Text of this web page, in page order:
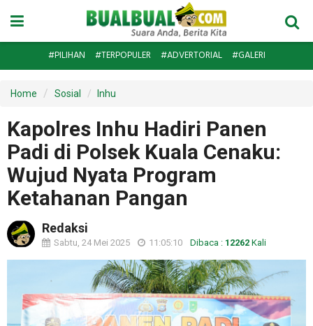
#PILIHAN #TERPOPULER #ADVERTORIAL #GALERI
Home Sosial Inhu
Kapolres Inhu Hadiri Panen
Padi di Polsek Kuala Cenaku:
Wujud Nyata Program
Ketahanan Pangan
Redaksi
Sabtu, 24 Mei 2025 11:05:10 Dibaca : 12262 Kali